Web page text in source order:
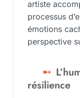
artiste
processus
émotions
perspective
résilience